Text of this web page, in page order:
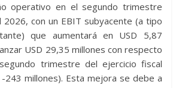
operativo en el segundo trimestre
2026, con un EBIT subyacente (a tipo
que aumentará en USD 5,87
USD 29,35 millones con respecto
trimestre del ejercicio fiscal
243 millones). Esta mejora se debe a